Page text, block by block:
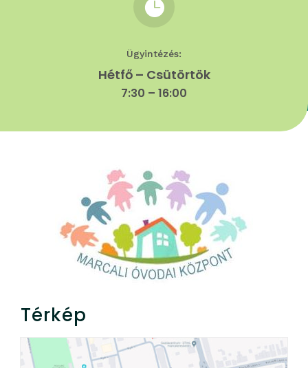

Ügyintézés:
Hétfő – Csütörtök
7:30 – 16:00
Térkép